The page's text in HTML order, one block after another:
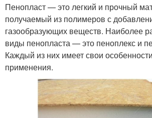
Пенопласт — это легкий и прочный
получаемый из полимеров с
газообразующих веществ. Наиболее
виды пенопласта — это пеноплекс и
Каждый из них имеет свои
применения.